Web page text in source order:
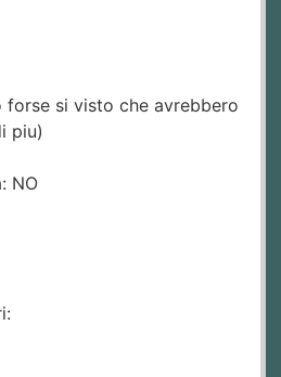
forse si visto che avrebbero
piu)
NO